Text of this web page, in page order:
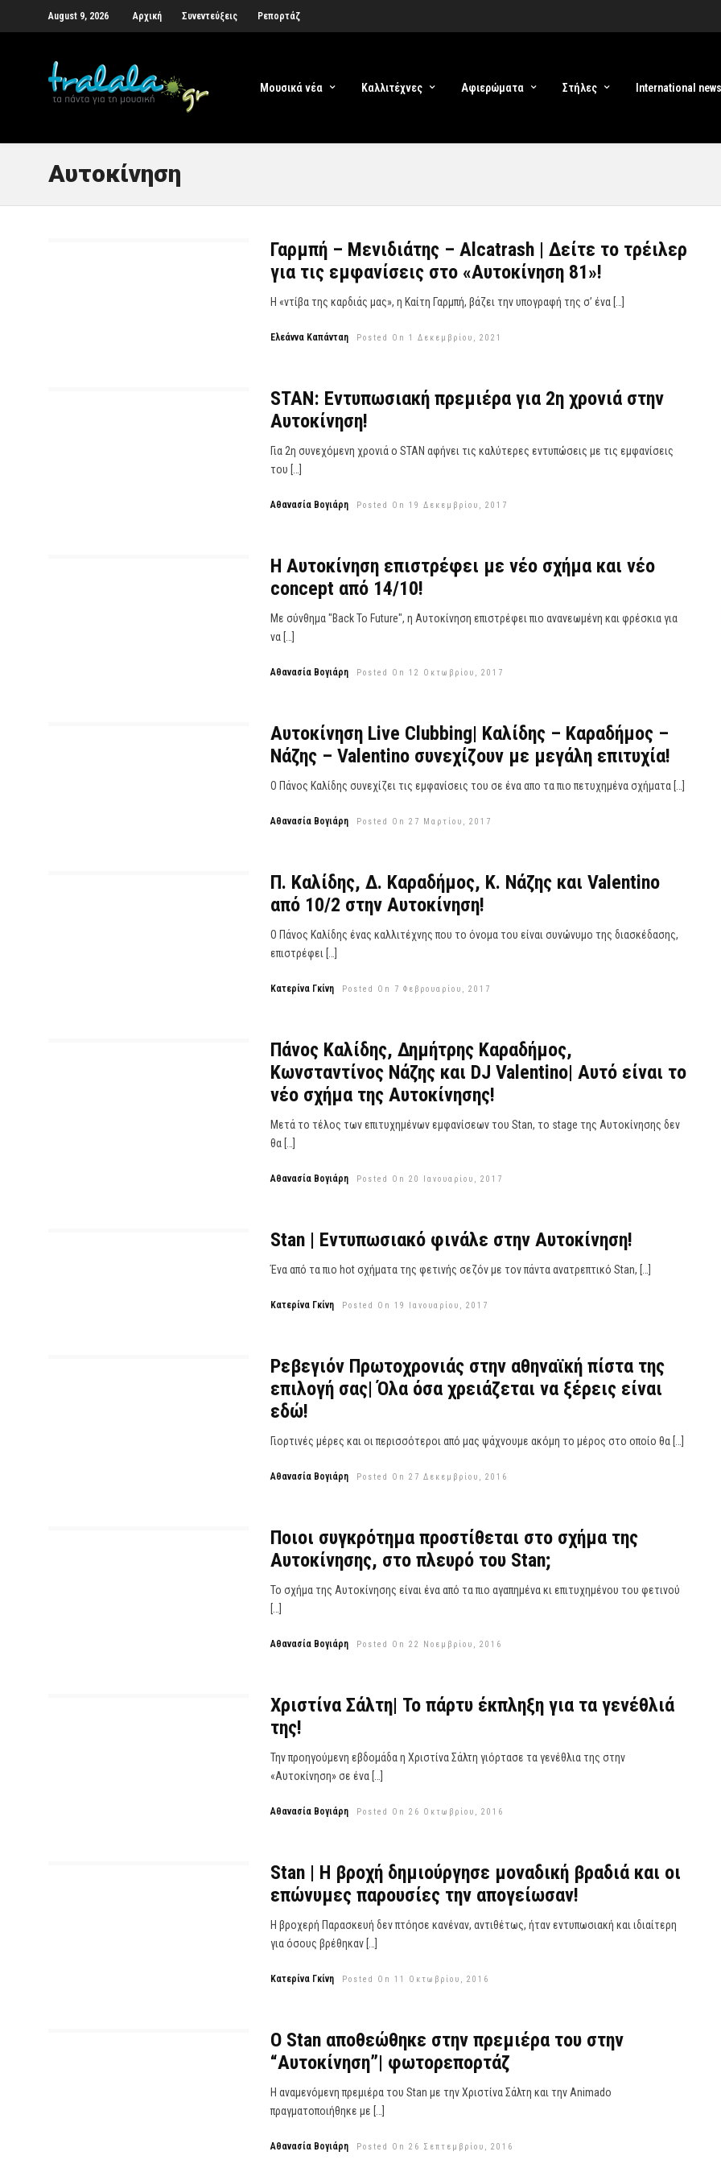
August 9, 2026 Αρχική Συνεντεύξεις Ρεπορτάζ
Μουσικά νέα Καλλιτέχνες Αφιερώματα Στήλες International news
Αυτοκίνηση
Γαρμπή – Μενιδιάτης – Alcatrash | Δείτε το τρέιλερ
για τις εμφανίσεις στο «Αυτοκίνηση 81»!
Η «ντίβα της καρδιάς μας», η Καίτη Γαρμπή, βάζει την υπογραφή της σ’ ένα […]
Ελεάννα Καπάνταη Posted On 1 Δεκεμβρίου, 2021
STAN: Εντυπωσιακή πρεμιέρα για 2η χρονιά στην
Αυτοκίνηση!
Για 2η συνεχόμενη χρονιά ο STAN αφήνει τις καλύτερες εντυπώσεις με τις εμφανίσεις
του […]
Αθανασία Βογιάρη Posted On 19 Δεκεμβρίου, 2017
Η Αυτοκίνηση επιστρέφει με νέο σχήμα και νέο
concept από 14/10!
Με σύνθημα "Back To Future", η Αυτοκίνηση επιστρέφει πιο ανανεωμένη και φρέσκια για
να […]
Αθανασία Βογιάρη Posted On 12 Οκτωβρίου, 2017
Αυτοκίνηση Live Clubbing| Καλίδης – Καραδήμος –
Νάζης – Valentino συνεχίζουν με μεγάλη επιτυχία!
Ο Πάνος Καλίδης συνεχίζει τις εμφανίσεις του σε ένα απο τα πιο πετυχημένα σχήματα […]
Αθανασία Βογιάρη Posted On 27 Μαρτίου, 2017
Π. Καλίδης, Δ. Καραδήμος, Κ. Νάζης και Valentino
από 10/2 στην Αυτοκίνηση!
Ο Πάνος Καλίδης ένας καλλιτέχνης που το όνομα του είναι συνώνυμο της διασκέδασης,
επιστρέφει […]
Κατερίνα Γκίνη Posted On 7 Φεβρουαρίου, 2017
Πάνος Καλίδης, Δημήτρης Καραδήμος,
Κωνσταντίνος Νάζης και DJ Valentino| Αυτό είναι το
νέο σχήμα της Αυτοκίνησης!
Μετά το τέλος των επιτυχημένων εμφανίσεων του Stan, το stage της Αυτοκίνησης δεν
θα […]
Αθανασία Βογιάρη Posted On 20 Ιανουαρίου, 2017
Stan | Εντυπωσιακό φινάλε στην Αυτοκίνηση!
Ένα από τα πιο hot σχήματα της φετινής σεζόν με τον πάντα ανατρεπτικό Stan, […]
Κατερίνα Γκίνη Posted On 19 Ιανουαρίου, 2017
Ρεβεγιόν Πρωτοχρονιάς στην αθηναϊκή πίστα της
επιλογή σας| Όλα όσα χρειάζεται να ξέρεις είναι
εδώ!
Γιορτινές μέρες και οι περισσότεροι από μας ψάχνουμε ακόμη το μέρος στο οποίο θα […]
Αθανασία Βογιάρη Posted On 27 Δεκεμβρίου, 2016
Ποιοι συγκρότημα προστίθεται στο σχήμα της
Αυτοκίνησης, στο πλευρό του Stan;
Το σχήμα της Αυτοκίνησης είναι ένα από τα πιο αγαπημένα κι επιτυχημένου του φετινού
[…]
Αθανασία Βογιάρη Posted On 22 Νοεμβρίου, 2016
Χριστίνα Σάλτη| Το πάρτυ έκπληξη για τα γενέθλιά
της!
Την προηγούμενη εβδομάδα η Χριστίνα Σάλτη γιόρτασε τα γενέθλια της στην
«Αυτοκίνηση» σε ένα […]
Αθανασία Βογιάρη Posted On 26 Οκτωβρίου, 2016
Stan | Η βροχή δημιούργησε μοναδική βραδιά και οι
επώνυμες παρουσίες την απογείωσαν!
Η βροχερή Παρασκευή δεν πτόησε κανέναν, αντιθέτως, ήταν εντυπωσιακή και ιδιαίτερη
για όσους βρέθηκαν […]
Κατερίνα Γκίνη Posted On 11 Οκτωβρίου, 2016
Ο Stan αποθεώθηκε στην πρεμιέρα του στην
“Αυτοκίνηση”| φωτορεπορτάζ
Η αναμενόμενη πρεμιέρα του Stan με την Χριστίνα Σάλτη και την Animado
πραγματοποιήθηκε με […]
Αθανασία Βογιάρη Posted On 26 Σεπτεμβρίου, 2016